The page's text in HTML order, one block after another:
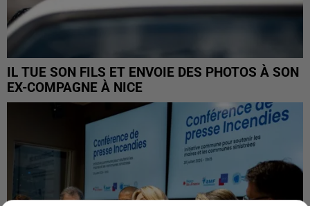
IL TUE SON FILS ET ENVOIE DES PHOTOS À SON
EX-COMPAGNE À NICE